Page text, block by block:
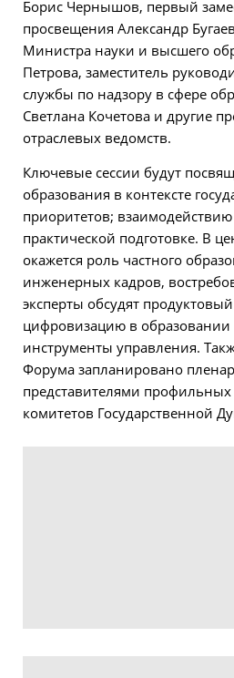
Борис Чернышов, первый
просвещения Александр
Министра науки и высшего
Петрова, заместитель
службы по надзору в сфере
Светлана Кочетова и другие
отраслевых ведомств.
Ключевые сессии будут
образования в контексте
приоритетов;
практической подготовке. В
окажется роль частного
инженерных кадров,
эксперты обсудят
цифровизацию в
инструменты управления.
Форума запланировано
представителями
комитетов Государственной